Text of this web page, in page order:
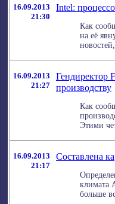
16.09.2013
21:30
Intel:
Как
на её
16.09.2013
21:27
Гендиректор
производству
Как
Этими
16.09.2013
21:17
Составлена
климата
больше